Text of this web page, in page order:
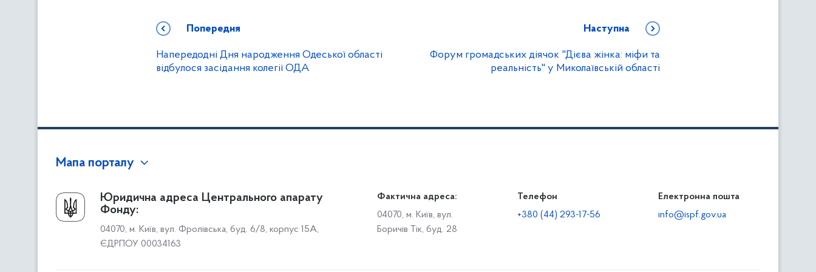
Попередня
Напередодні Дня народження Одеської області
відбулося засідання колегії ОДА
Наступна
Форум громадських діячок "Дієва жінка: міфи та
реальність" у Миколаївській області
Мапа порталу
Про Фонд
Керівництво
Структура Фонду
Територіальні відділення
Громадянам
Доступ до публічної інформації
Звіти щодо роботи із запитами на отримання публічної
Діяльність
Роботодавцям
Юридична адреса Центрального апарату
Фонду:
04070, м. Київ, вул. Фролівська, буд. 6/8, корпус 15А,
ЄДРПОУ 00034163
Фактична адреса:
04070, м. Київ, вул.
Боричів Тік, буд. 28
Телефон
+380 (44) 293-17-56
Електронна пошта
info@ispf.gov.ua